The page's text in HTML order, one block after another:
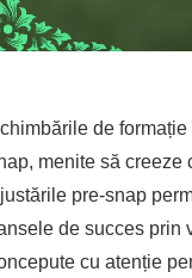
de
menite să creeze
pre-snap
de succes prin
cu atenție